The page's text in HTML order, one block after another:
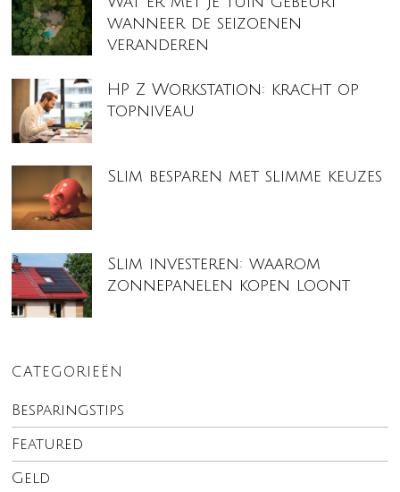
wanneer de seizoenen
veranderen
HP Z Workstation: kracht op
topniveau
Slim besparen met slimme keuzes
Slim investeren: waarom
zonnepanelen kopen loont
CATEGORIEËN
Besparingstips
Featured
Geld